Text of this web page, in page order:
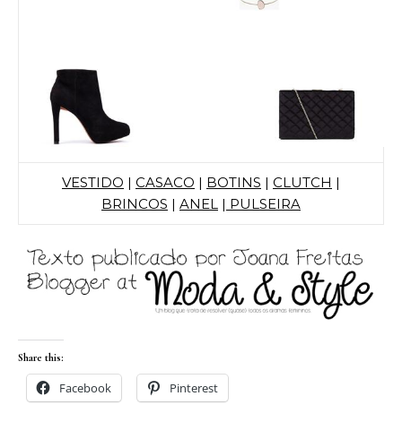
VESTIDO | CASACO | BOTINS | CLUTCH |
BRINCOS | ANEL | PULSEIRA
Share this:
Facebook Pinterest